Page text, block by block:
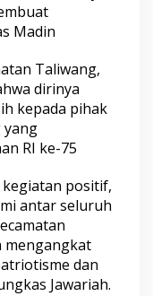
Madin
Taliwang,
dirinya
kepada pihak
yang
RI ke-75
positif,
antar seluruh
mengangkat
dan
Jawariah.